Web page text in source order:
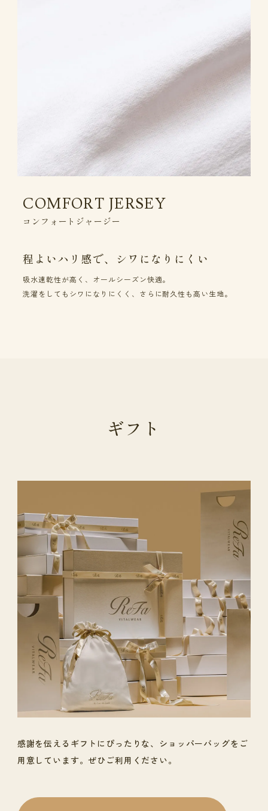
COMFORT JERSEY
コンフォートジャージー
程よいハリ感で、シワになりにくい
吸水速乾性が高く、オールシーズン快適。
洗濯をしてもシワになりにくく、さらに耐久性も高い生地。
ギフト
感謝を伝えるギフトにぴったりな、ショッパーバッグをご
用意しています。ぜひご利用ください。